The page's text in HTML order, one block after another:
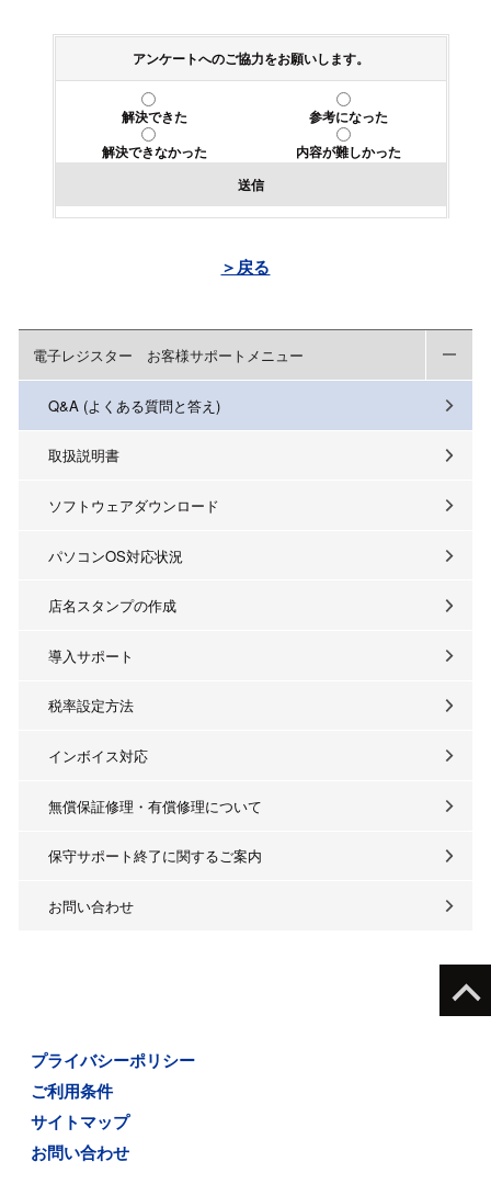
アンケートへのご協力をお願いします。
解決できた
参考になった
解決できなかった
内容が難しかった
送信
＞戻る
電子レジスター お客様サポートメニュー
Q&A (よくある質問と答え)
取扱説明書
ソフトウェアダウンロード
パソコンOS対応状況
店名スタンプの作成
導入サポート
税率設定方法
インボイス対応
無償保証修理・有償修理について
保守サポート終了に関するご案内
お問い合わせ
プライバシーポリシー
ご利用条件
サイトマップ
お問い合わせ